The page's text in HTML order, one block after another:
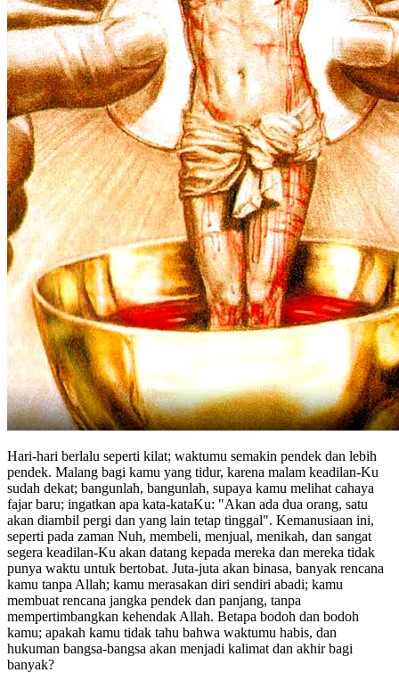
Hari-hari berlalu seperti kilat; waktumu semakin pendek dan lebih
pendek. Malang bagi kamu yang tidur, karena malam keadilan-Ku
sudah dekat; bangunlah, bangunlah, supaya kamu melihat cahaya
fajar baru; ingatkan apa kata-kataKu: "Akan ada dua orang, satu
akan diambil pergi dan yang lain tetap tinggal". Kemanusiaan ini,
seperti pada zaman Nuh, membeli, menjual, menikah, dan sangat
segera keadilan-Ku akan datang kepada mereka dan mereka tidak
punya waktu untuk bertobat. Juta-juta akan binasa, banyak rencana
kamu tanpa Allah; kamu merasakan diri sendiri abadi; kamu
membuat rencana jangka pendek dan panjang, tanpa
mempertimbangkan kehendak Allah. Betapa bodoh dan bodoh
kamu; apakah kamu tidak tahu bahwa waktumu habis, dan
hukuman bangsa-bangsa akan menjadi kalimat dan akhir bagi
banyak?